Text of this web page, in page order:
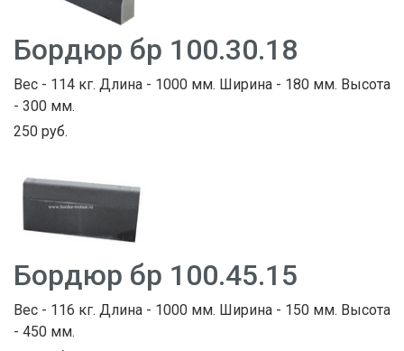
Бордюр бр 100.30.18
Вес - 114 кг. Длина - 1000 мм. Ширина - 180 мм. Высота
- 300 мм.
250 руб.
Бордюр бр 100.45.15
Вес - 116 кг. Длина - 1000 мм. Ширина - 150 мм. Высота
- 450 мм.